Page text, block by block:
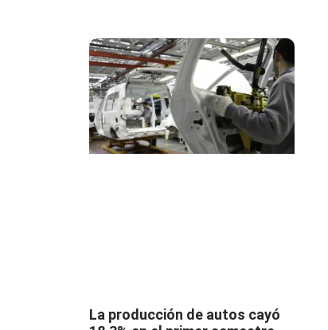
La producción de autos cayó